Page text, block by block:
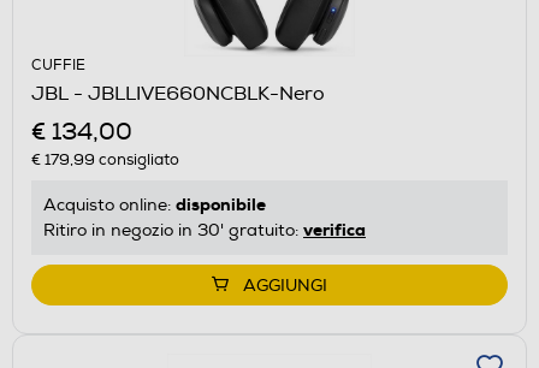
CUFFIE
JBL - JBLLIVE660NCBLK-Nero
€ 134,00
€ 179,99 consigliato
Acquisto online: disponibile
Ritiro in negozio in 30' gratuito: verifica
AGGIUNGI